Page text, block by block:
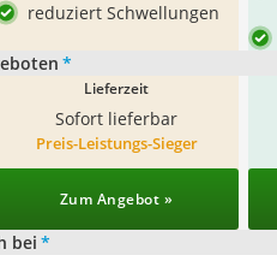
reduziert Schwellungen
*
Lieferzeit
Sofort lieferbar
Preis-Leistungs-Sieger
Zum Angebot »
bei *